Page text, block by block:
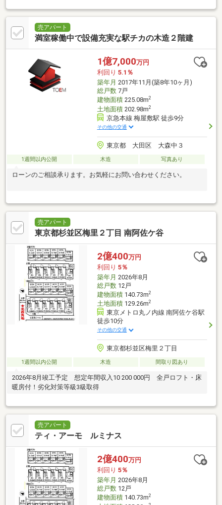
売アパート
満室稼働中で設備充実な駅チカの木造２階建
1億7,000万円
利回り 5.1％
築年月 2017年11月(築8年10ヶ月)
総戸数7戸
建物面積225.08m2
土地面積202.98m2
京急本線 梅屋敷駅 徒歩9分
その他の交通
東京都 大田区 大森中３
1週間以内公開 木造 写真あり
ローンのご相談承ります。お気軽にお問い合わせください。
売アパート
東京都杉並区梅里２丁目 南阿佐ケ谷
2億400万円
利回り 5％
築年月 2026年8月
総戸数12戸
建物面積140.73m2
土地面積129.26m2
東京メトロ丸ノ内線 南阿佐ケ谷駅
徒歩10分
その他の交通
東京都杉並区梅里２丁目
1週間以内公開 木造 間取り図あり
2026年8月竣工予定 想定年間収入10 200 000円 全戸ロフト・床
暖房付！劣化対策等級3級取得
売アパート
ティ・アーモ ルミナス
2億400万円
利回り 5％
築年月 2026年8月
総戸数12戸
建物面積140.73m2